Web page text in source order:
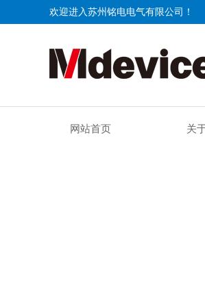
欢迎进入苏州铭电电气有限公司！
网站首页 关